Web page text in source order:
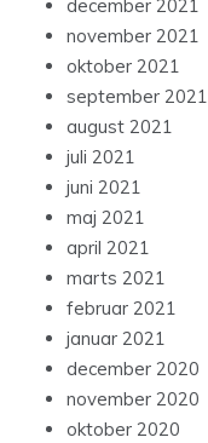
december 2021
november 2021
oktober 2021
september 2021
august 2021
juli 2021
juni 2021
maj 2021
april 2021
marts 2021
februar 2021
januar 2021
december 2020
november 2020
oktober 2020